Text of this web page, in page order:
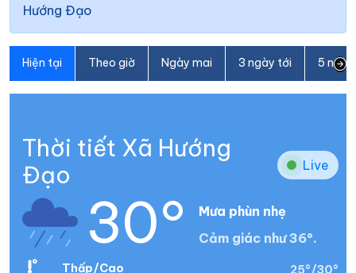
Hướng Đạo
Hiện tại Theo giờ Ngày mai 3 ngày tới 5
Thời tiết Xã Hướng
Đạo
Live
30°
Mưa phùn nhẹ
Cảm giác như 36°.
Thấp/Cao
25°/30°